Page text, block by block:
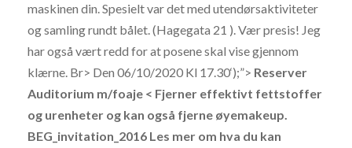
maskinen din. Spesielt var det med utendørsaktiviteter
og samling rundt bålet. (Hagegata 21 ). Vær presis! Jeg
har også vært redd for at posene skal vise gjennom
klærne. Br> Den 06/10/2020 Kl 17.30‘);”> Reserver
Auditorium m/foaje < Fjerner effektivt fettstoffer
og urenheter og kan også fjerne øyemakeup.
BEG_invitation_2016 Les mer om hva du kan